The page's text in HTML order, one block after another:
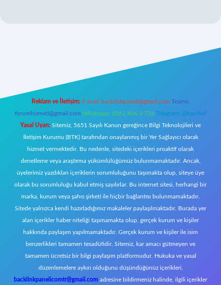
Reklam ve İletişim: E-mail: backlinkpaneli@gmail.com Teams:
forumhizmeti@gmail.com Whatsapp: 0262 606 0 726 Telegram: @karabul
Yasal Uyarı: Sitemiz, 5651 Sayılı Kanun gereğince Bilgi Teknolojileri ve
İletişim Kurumu (BTK) tarafından onaylanmış bir Yer Sağlayıcı olarak
hizmet vermektedir. Bu nedenle, sitedeki içerikleri proaktif olarak
denetleme veya araştırma yükümlülüğümüz bulunmamaktadır. Ancak,
üyelerimiz yazdıkları içeriklerin sorumluluğunu taşımakta olup, siteye üye
olarak bu sorumluluğu kabul etmiş sayılırlar. Bu internet sitesi, herhangi bir
marka, kurum veya şahıs şirketi ile hiçbir bağlantısı bulunmamaktadır.
Sitede yalnızca kendi hazırladığımız makaleler paylaşılmaktadır. Burada yer
alan içerikler haber niteliği taşımamakta olup, gerçek kurum ve kişiler
hakkında paylaşım yapılmamaktadır. Gerçek kurum ve kişiler ile isim
benzerlikleri tamamen tesadüfidir. Sitemiz, kar amacı gütmeyen ve
tamamen ücretsiz bir bilgi paylaşım platformudur. Hukuka ve yasal
düzenlemelere aykırı olduğunu düşündüğünüz içerikleri,
backlinkpanelicomtr@gmail.com adresine bildirmeniz halinde, ilgili içerikler